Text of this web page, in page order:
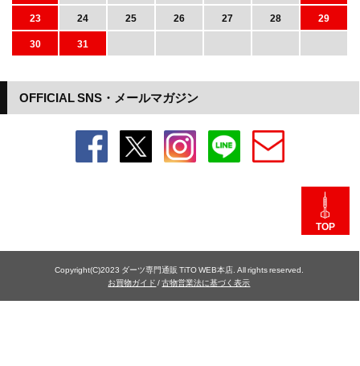
OFFICIAL SNS・メールマガジン
23
24 25 26 27 28
29
30
31
TOP
Copyright(C)2023 ダーツ専門通販 TiTO WEB本店. All rights reserved.
お買物ガイド /古物営業法に基づく表示